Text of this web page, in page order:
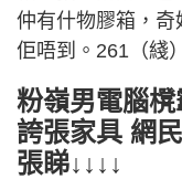
仲有什物膠箱，
佢唔到。261（綫
粉嶺男電腦
誇張家具 網
張睇↓↓↓↓